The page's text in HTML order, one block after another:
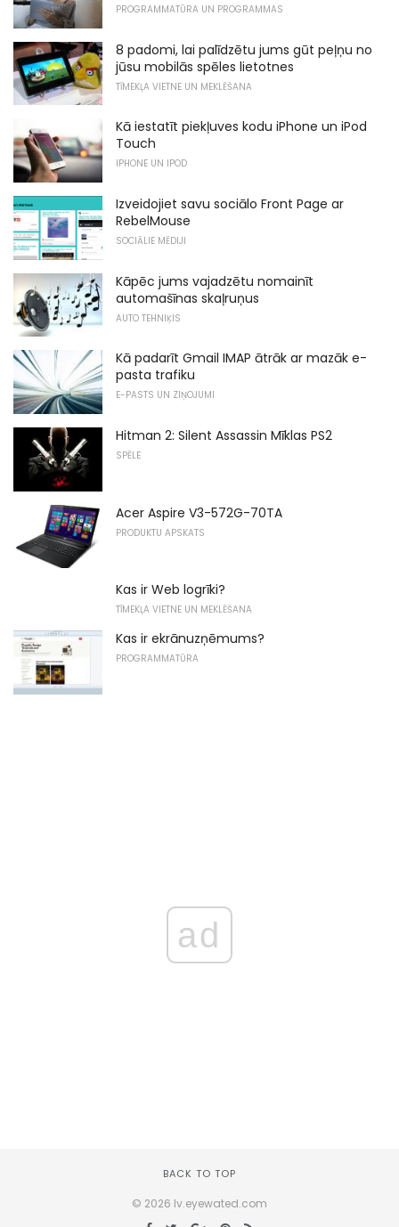
PROGRAMMATŪRA UN PROGRAMMAS
8 padomi, lai palīdzētu jums gūt peļņu no
jūsu mobilās spēles lietotnes
TĪMEKĻA VIETNE UN MEKLĒŠANA
Kā iestatīt piekļuves kodu iPhone un iPod
Touch
IPHONE UN IPOD
Izveidojiet savu sociālo Front Page ar
RebelMouse
SOCIĀLIE MĒDIJI
Kāpēc jums vajadzētu nomainīt
automašīnas skaļruņus
AUTO TEHNIĶIS
Kā padarīt Gmail IMAP ātrāk ar mazāk e-
pasta trafiku
E-PASTS UN ZIŅOJUMI
Hitman 2: Silent Assassin Mīklas PS2
SPĒLE
Acer Aspire V3-572G-70TA
PRODUKTU APSKATS
Kas ir Web logrīki?
TĪMEKĻA VIETNE UN MEKLĒŠANA
Kas ir ekrānuzņēmums?
PROGRAMMATŪRA
ad
BACK TO TOP
© 2026 lv.eyewated.com